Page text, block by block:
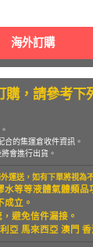
海外訂購
，請參考下
的集運倉收件資訊。
會進行出貨。
運送，如有下單將視為
等等液體氣體類品
成立。
避免信件漏接。
亞 馬來西亞 澳門